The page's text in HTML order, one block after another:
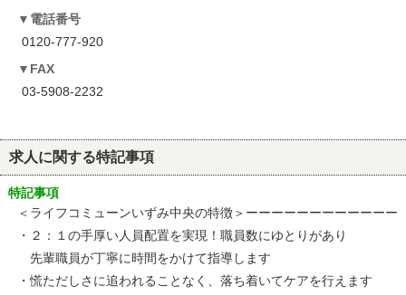
電話番号
0120-777-920
FAX
03-5908-2232
求人に関する特記事項
特記事項
＜ライフコミューンいずみ中央の特徴＞ーーーーーーーーーーーー
・２：１の手厚い人員配置を実現！職員数にゆとりがあり
先輩職員が丁寧に時間をかけて指導します
・慌ただしさに追われることなく、落ち着いてケアを行えます